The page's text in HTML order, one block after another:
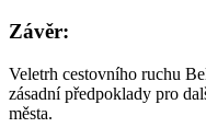
Závěr:
Veletrh cestovního ruchu
zásadní předpoklady pro
města.